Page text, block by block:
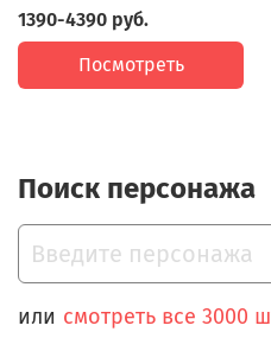
1390-4390 руб.
Посмотреть
Поиск персонажа
или смотреть все 3000